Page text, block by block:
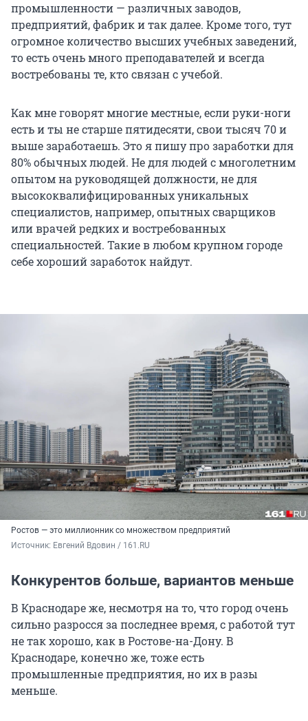
промышленности — различных заводов,
предприятий, фабрик и так далее. Кроме того, тут
огромное количество высших учебных заведений,
то есть очень много преподавателей и всегда
востребованы те, кто связан с учебой.
Как мне говорят многие местные, если руки-ноги
есть и ты не старше пятидесяти, свои тысяч 70 и
выше заработаешь. Это я пишу про заработки для
80% обычных людей. Не для людей с многолетним
опытом на руководящей должности, не для
высококвалифицированных уникальных
специалистов, например, опытных сварщиков
или врачей редких и востребованных
специальностей. Такие в любом крупном городе
себе хороший заработок найдут.
Ростов — это миллионник со множеством предприятий
Источник: Евгений Вдовин / 161.RU
Конкурентов больше, вариантов меньше
В Краснодаре же, несмотря на то, что город очень
сильно разросся за последнее время, с работой тут
не так хорошо, как в Ростове-на-Дону. В
Краснодаре, конечно же, тоже есть
промышленные предприятия, но их в разы
меньше.